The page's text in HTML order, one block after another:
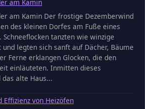
am Kamin
am Kamin Der frostige Dezemberwind
des kleinen Dorfes am Fuße eines
tanzten wie winzige
legten sich sanft auf Dächer, Bäume
Ferne erklangen Glocken, die den
einläuteten. Inmitten dieses
alte Haus...
von Heizöfen